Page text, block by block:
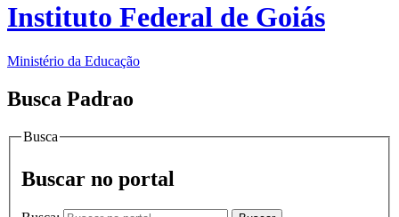
Instituto Federal de Goiás
Ministério da Educação
Busca Padrao
Busca
Buscar no portal